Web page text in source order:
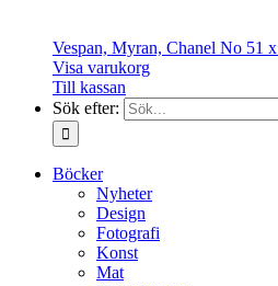
Vespan, Myran, Chanel No 51 x
Visa varukorg
Till kassan
Sök efter:
Böcker
Nyheter
Design
Fotografi
Konst
Mat